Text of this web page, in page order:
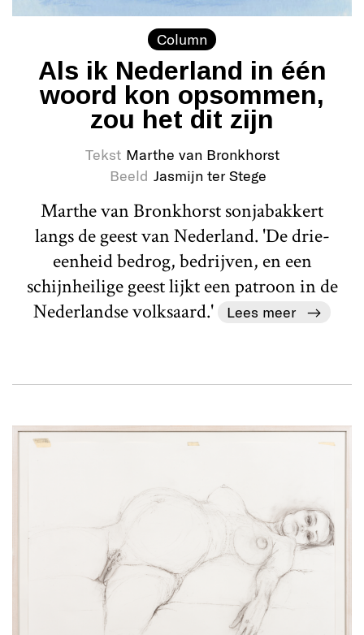
Column
Als ik Nederland in één
woord kon opsommen,
zou het dit zijn
Tekst Marthe van Bronkhorst
Beeld Jasmijn ter Stege
Marthe van Bronkhorst sonjabakkert
langs de geest van Nederland. 'De drie-
eenheid bedrog, bedrijven, en een
schijnheilige geest lijkt een patroon in de
Nederlandse volksaard.'
Lees meer